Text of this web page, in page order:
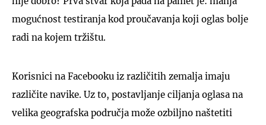
mogućnost testiranja kod proučavanja koji oglas bolje
radi na kojem tržištu.
Korisnici na Facebooku iz različitih zemalja imaju
različite navike. Uz to, postavljanje ciljanja oglasa na
velika geografska područja može ozbiljno naštetiti